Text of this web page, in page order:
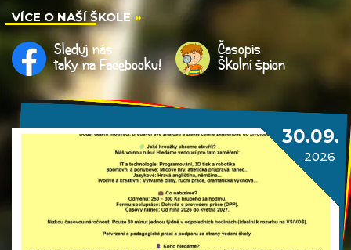
VÍCE O NAŠÍ ŠKOLE
Sleduj nás
taky na Facebooku!
Časopis
Školní špion
30.09.
2026